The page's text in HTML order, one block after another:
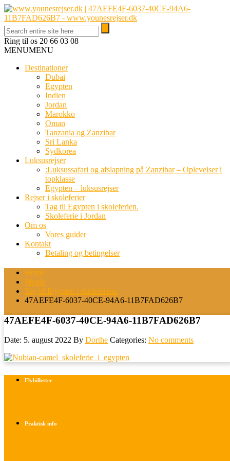
Ring til os 20 66 03 08
MENUMENU
Destinationer
Dubai
Egypten
Indien
Jordan
Marokko
Oman
Tanzania og Zanzibar
Sri Lanka
Sydkorea
Luksusrejser
:Luksussafari og afslapning på Zanzibar – Oplevelser i
topklasse
Egypten – luksusrejser
Rejser i skoleferier
Tag til Egypten i skoleferien.
Skoleferie i Jordan
Om os
Vores guider
Kontakt
Betaling og betingelser
Home
Medie
Tag til Egypten i skoleferien.
47AEFE4F-6037-40CE-94A6-11B7FAD626B7
47AEFE4F-6037-40CE-94A6-11B7FAD626B7
Date: 5. august 2022 By Dorthe Categories: No comments
Flybilletter
Praktisk info